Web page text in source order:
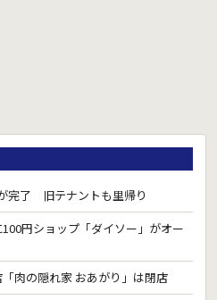
完了 旧テナントも里帰り
円ショップ「ダイソー」がオー
肉の隠れ家 おあがり」は閉店